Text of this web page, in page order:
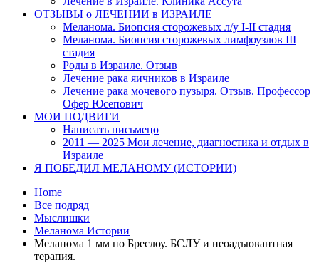
ОТЗЫВЫ о ЛЕЧЕНИИ в ИЗРАИЛЕ
Меланома. Биопсия сторожевых л/у I-II стадия
Меланома. Биопсия сторожевых лимфоузлов III
стадия
Роды в Израиле. Отзыв
Лечение рака яичников в Израиле
Лечение рака мочевого пузыря. Отзыв. Профессор
Офер Юсепович
МОИ ПОДВИГИ
Написать письмецо
2011 — 2025 Мои лечение, диагностика и отдых в
Израиле
Я ПОБЕДИЛ МЕЛАНОМУ (ИСТОРИИ)
Home
Все подряд
Мыслишки
Меланома Истории
Меланома 1 мм по Бреслоу. БСЛУ и неоадъювантная
терапия.